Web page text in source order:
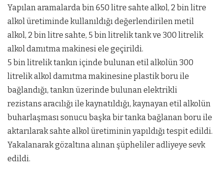
Yapılan aramalarda bin 650 litre sahte alkol, 2 bin litre
alkol üretiminde kullanıldığı değerlendirilen metil
alkol, 2 bin litre sahte, 5 bin litrelik tank ve 300 litrelik
alkol damıtma makinesi ele geçirildi.
5 bin litrelik tankın içinde bulunan etil alkolün 300
litrelik alkol damıtma makinesine plastik boru ile
bağlandığı, tankın üzerinde bulunan elektrikli
rezistans aracılığı ile kaynatıldığı, kaynayan etil alkolün
buharlaşması sonucu başka bir tanka bağlanan boru ile
aktarılarak sahte alkol üretiminin yapıldığı tespit edildi.
Yakalanarak gözaltına alınan şüpheliler adliyeye sevk
edildi.